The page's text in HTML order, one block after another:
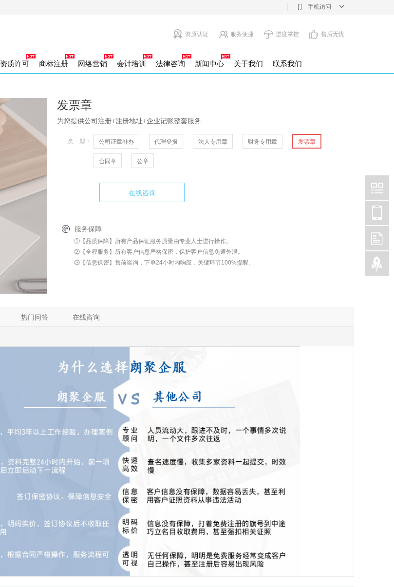
手机访问
资质认证 服务便捷 进度掌控 售后无忧
公司加急核名 公司核名
巴南区注册公司 渝中区注册公司 江北区注册公司
南岸区注册公司
沙坪坝区注册公司
外商独资公司注册 合伙企业设立
分公司设立
团公司注册
资公司变更 跨区变更 经营范围变更
注册地址变更
管变更 名称变更
类医疗器械 食品经营许可证
广播电视节目制作许可
ISP经营许可证
更
著作权
外观设计专利
企业汇算清缴 税控托管 税控申请 银行开户
开户
网
资质许可 商标注册 网络营销 会计培训 法律咨询 新闻中心 关于我们 联系我们
发票章
为您提供公司注册+注册地址+企业记账整套服务
类 型： 公司证章补办 代理登报 法人专用章 财务专用章 发票章
合同章 公章
在线咨询
服务保障
①【品质保障】所有产品保证服务质量由专业人士进行操作。
②【全程服务】所有客户信息严格保密，保护客户信息免遭外泄。
③【信息保密】售前咨询，下单24小时内响应，关键环节100%提醒。
热门问答 在线咨询